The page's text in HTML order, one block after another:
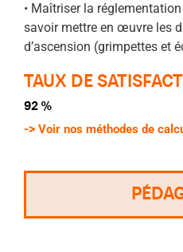
• Maîtriser la
savoir mettre en œuvre les
d’ascension (grimpettes et
TAUX DE
92 %
-> Voir nos méthodes de